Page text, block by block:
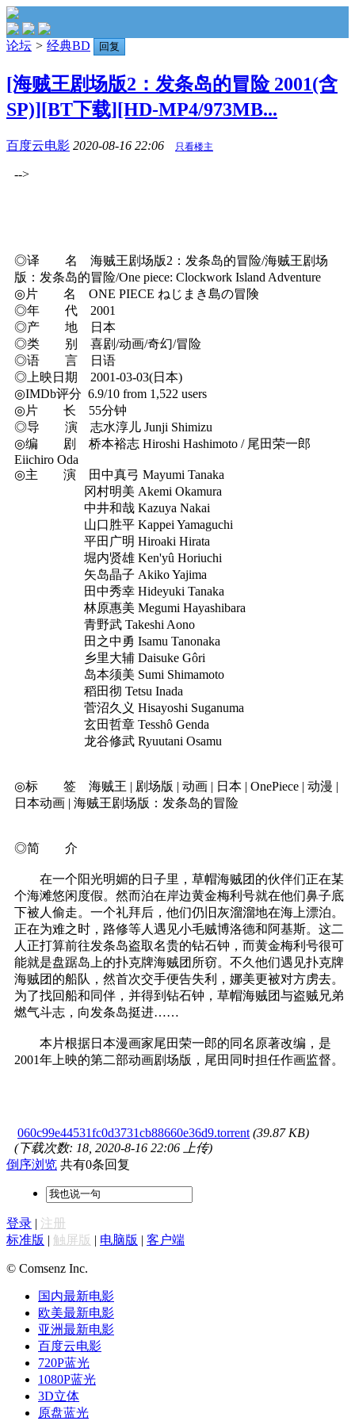
论坛 > 经典BD 回复
[海贼王剧场版2：发条岛的冒险 2001(含
SP)][BT下载][HD-MP4/973MB...
百度云电影 2020-08-16 22:06 只看楼主
-->
◎译 名 海贼王剧场版2：发条岛的冒险/海贼王剧场
版：发条岛的冒险/One piece: Clockwork Island Adventure
◎片 名 ONE PIECE ねじまき島の冒険
◎年 代 2001
◎产 地 日本
◎类 别 喜剧/动画/奇幻/冒险
◎语 言 日语
◎上映日期 2001-03-03(日本)
◎IMDb评分 6.9/10 from 1,522 users
◎片 长 55分钟
◎导 演 志水淳儿 Junji Shimizu
◎编 剧 桥本裕志 Hiroshi Hashimoto / 尾田荣一郎
Eiichiro Oda
◎主 演 田中真弓 Mayumi Tanaka
冈村明美 Akemi Okamura
中井和哉 Kazuya Nakai
山口胜平 Kappei Yamaguchi
平田广明 Hiroaki Hirata
堀内贤雄 Ken'yû Horiuchi
矢岛晶子 Akiko Yajima
田中秀幸 Hideyuki Tanaka
林原惠美 Megumi Hayashibara
青野武 Takeshi Aono
田之中勇 Isamu Tanonaka
乡里大辅 Daisuke Gôri
岛本须美 Sumi Shimamoto
稻田彻 Tetsu Inada
菅沼久义 Hisayoshi Suganuma
玄田哲章 Tesshô Genda
龙谷修武 Ryuutani Osamu
◎标 签 海贼王 | 剧场版 | 动画 | 日本 | OnePiece | 动漫 |
日本动画 | 海贼王剧场版：发条岛的冒险
◎简 介
在一个阳光明媚的日子里，草帽海贼团的伙伴们正在某
个海滩悠闲度假。然而泊在岸边黄金梅利号就在他们鼻子底
下被人偷走。一个礼拜后，他们仍旧灰溜溜地在海上漂泊。
正在为难之时，路修等人遇见小毛贼博洛德和阿基斯。这二
人正打算前往发条岛盗取名贵的钻石钟，而黄金梅利号很可
能就是盘踞岛上的扑克牌海贼团所窃。不久他们遇见扑克牌
海贼团的船队，然首次交手便告失利，娜美更被对方虏去。
为了找回船和同伴，并得到钻石钟，草帽海贼团与盗贼兄弟
燃气斗志，向发条岛挺进……
本片根据日本漫画家尾田荣一郎的同名原著改编，是
2001年上映的第二部动画剧场版，尾田同时担任作画监督。
060c99e44531fc0d3731cb88660e36d9.torrent (39.87 KB)
(下载次数: 18, 2020-8-16 22:06 上传)
倒序浏览 共有0条回复
登录 | 注册
标准版 | 触屏版 | 电脑版 | 客户端
© Comsenz Inc.
国内最新电影
欧美最新电影
亚洲最新电影
百度云电影
720P蓝光
1080P蓝光
3D立体
原盘蓝光